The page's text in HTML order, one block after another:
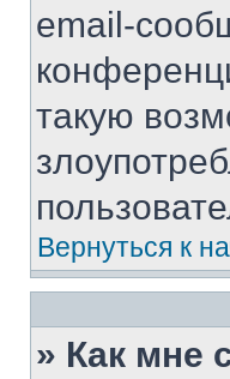
email-
такую
Вернуться к
» Как мне